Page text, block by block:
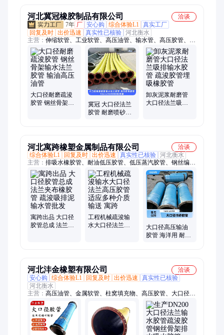
河北冀冠橡胶制品有限公司
洽谈
7年 厂 安心购 综合体验L1 真实工厂
回复及时 出价迅速 真实性已核验 河北衡水
主营： 伸缩软管、工业软管、高压油管、输水管、高压胶管、大
口径胶管、耐磨胶管、钢丝缠绕胶管、蒸汽胶管、夹布胶管、输
水胶管、耐油胶管、耐高温硅胶管、钢丝骨架胶管、法兰胶管、
打灰胶管、吸引胶管、吸排水胶管、陶瓷胶管、棉线胶管、布风
管、通风管、液压油管、耐油管、耐磨管
大口径耐磨疏浚
胶管 钢丝骨架输
冀冠 大口径法兰
胶管 耐磨喷砂疏
卸灰泥浆耐磨管
大口径法兰吸排
河北寓跨橡塑金属制品有限公司
洽谈
综合体验L1
回复及时 出价迅速 真实性已核验 河北衡水
主营： 排吸水橡胶管、耐油低压胶管、低压蒸汽胶管、钢丝编织
胶管、大口径专用胶管、机械液压软管、耐高温金属软管、水利
灌浆塞
寓跨出品 大口径
胶管总成 法兰夹
工程机械疏浚输
水大口径法兰高
大口径高压输油
胶管 海洋用 耐油
河北沣金橡塑有限公司
洽谈
安心购
综合体验L1 回复及时 出价迅速
真实性已核验
河北衡水
主营： 高压油管、金属软管、柱窝填充物、高压胶管、大口径胶
管、夹布胶管、胶管保护套、钢丝骨架胶管、立柱保护套、螺旋
护套